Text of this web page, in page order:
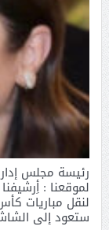
رئيسة مجلس
لموقعنا :
ستعود إلى